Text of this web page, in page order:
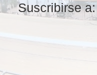
Suscribirse